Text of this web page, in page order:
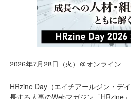
2026年7月28日（火）＠オンライン
HRzine Day（エイチアールジン・デ
長する人事のWebマガジン「HRzine